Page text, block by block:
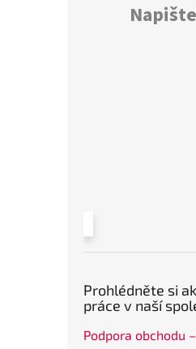
Prohlédněte si
práce v naší
Podpora obchodu